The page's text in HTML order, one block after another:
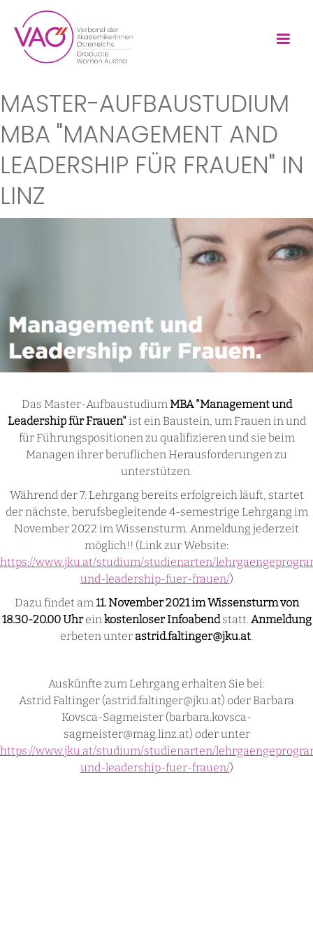
MASTER-AUFBAUSTUDIUM
MBA "MANAGEMENT AND
LEADERSHIP FÜR FRAUEN" IN
LINZ
Das Master-Aufbaustudium MBA "Management und
Leadership für Frauen" ist ein Baustein, um Frauen in und
für Führungspositionen zu qualifizieren und sie beim
Managen ihrer beruflichen Herausforderungen zu
unterstützen.
Während der 7. Lehrgang bereits erfolgreich läuft, startet
der nächste, berufsbegleitende 4-semestrige Lehrgang im
November 2022 im Wissensturm. Anmeldung jederzeit
möglich!! (Link zur Website:
https://www.jku.at/studium/studienarten/
und-leadership-fuer-frauen/)
Dazu findet am 11. November 2021 im Wissensturm von
18.30-20.00 Uhrein kostenloser Infoabendstatt. Anmeldung
erbeten unter astrid.faltinger@jku.at
Auskünfte zum Lehrgang erhalten Sie bei:
Astrid Faltinger (astrid.faltinger@jku.at) oder Barbara
Kovsca-Sagmeister (barbara.kovsca-
sagmeister@mag.linz.at) oder unter
https://www.jku.at/studium/studienarten/
und-leadership-fuer-frauen/)